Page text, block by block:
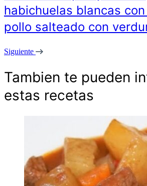
habichuelas blancas
pollo salteado con
Siguiente
Tambien te pueden
estas recetas